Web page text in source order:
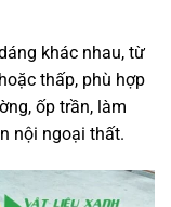
khác nhau, từ
thấp, phù hợp
ốp trần, làm
nội ngoại thất.